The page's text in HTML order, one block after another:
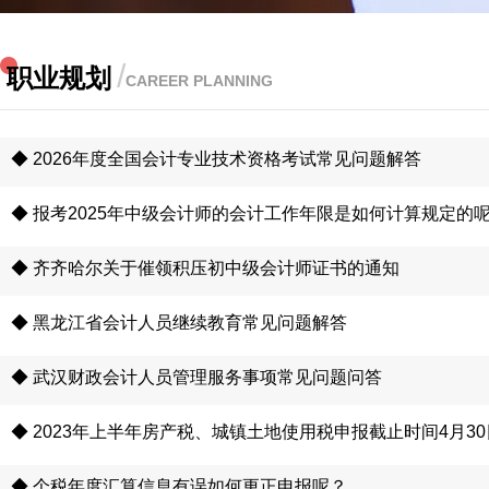
职业规划 /CAREER PLANNING
◆ 2026年度全国会计专业技术资格考试常见问题解答
◆ 报考2025年中级会计师的会计工作年限是如何计算规定的
◆ 齐齐哈尔关于催领积压初中级会计师证书的通知
◆ 黑龙江省会计人员继续教育常见问题解答
◆ 武汉财政会计人员管理服务事项常见问题问答
◆ 2023年上半年房产税、城镇土地使用税申报截止时间4月30